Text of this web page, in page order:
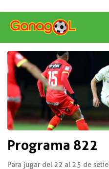
Programa 822
Para jugar del 22 al 25 de